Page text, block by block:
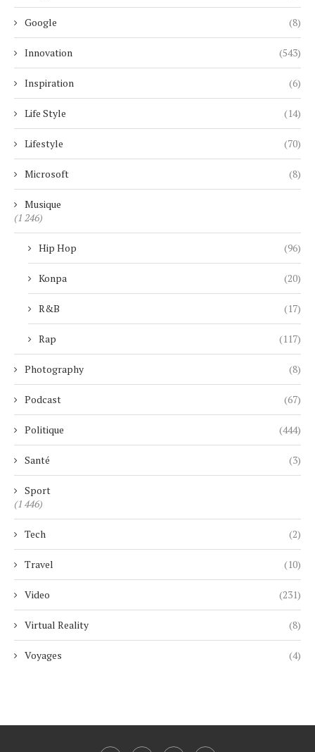
Google (8)
Innovation (543)
Inspiration (6)
Life Style (14)
Lifestyle (70)
Microsoft (8)
Musique
(1 246)
Hip Hop (96)
Konpa (20)
R&B (17)
Rap (117)
Photography (8)
Podcast (67)
Politique (444)
Santé (3)
Sport
(1 446)
Tech (2)
Travel (10)
Video (231)
Virtual Reality (8)
Voyages (4)